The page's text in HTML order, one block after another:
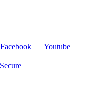
Facebook Youtube